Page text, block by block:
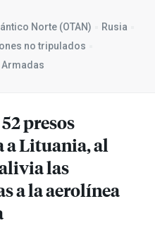
Norte (OTAN)
Rusia
no tripulados
Armadas
presos
a Lituania, al
las
a la aerolínea